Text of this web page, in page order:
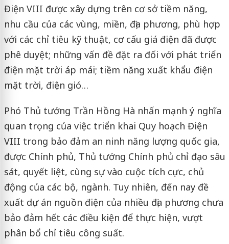
Điện VIII được xây dựng trên cơ sở tiềm năng,
nhu cầu của các vùng, miền, địa phương, phù hợp
với các chỉ tiêu kỹ thuật, cơ cấu giá điện đã được
phê duyệt; những vấn đề đặt ra đối với phát triển
điện mặt trời áp mái; tiềm năng xuất khẩu điện
mặt trời, điện gió…
Phó Thủ tướng Trần Hồng Hà nhấn mạnh ý nghĩa
quan trọng của việc triển khai Quy hoạch Điện
VIII trong bảo đảm an ninh năng lượng quốc gia,
được Chính phủ, Thủ tướng Chính phủ chỉ đạo sâu
sát, quyết liệt, cùng sự vào cuộc tích cực, chủ
động của các bộ, ngành. Tuy nhiên, đến nay đề
xuất dự án nguồn điện của nhiều địa phương chưa
bảo đảm hết các điều kiện để thực hiện, vượt
phân bổ chỉ tiêu công suất.